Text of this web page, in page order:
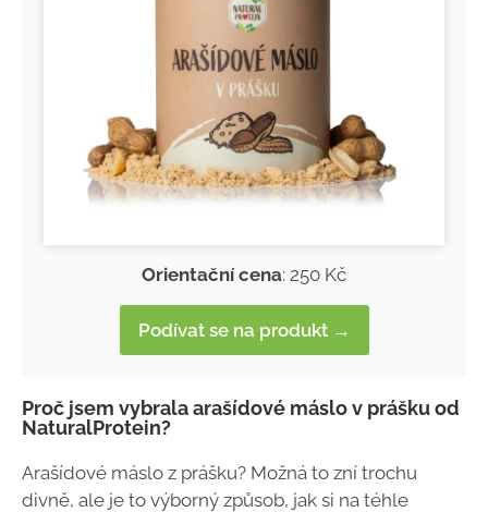
Orientační cena: 250 Kč
Podívat se na produkt →
Proč jsem vybrala arašídové máslo v prášku od
NaturalProtein?
Arašídové máslo z prášku? Možná to zní trochu
divně, ale je to výborný způsob, jak si na téhle